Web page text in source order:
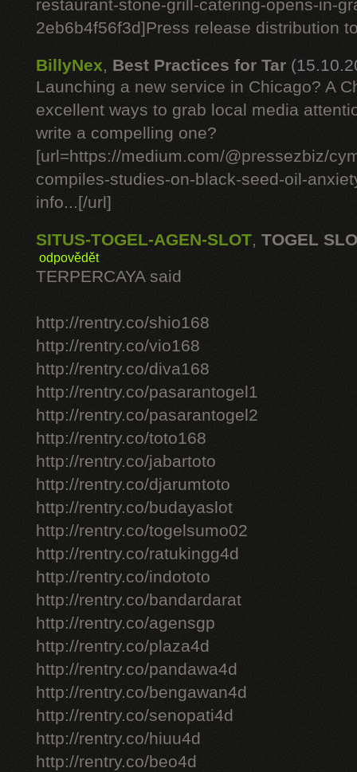
restaurant-stone-grill-catering-opens-in-
2eb6b4f56f3d]Press release distribution
BillyNex, Best Practices for Tar
Launching a new service in Chicago? A
excellent ways to grab local media
write a compelling one?
[url=https://medium.com/@pressezbiz/
compiles-studies-on-black-seed-oil-
info...[/url]
SITUS-TOGEL-AGEN-SLOT,TOGEL
odpovědět
TERPERCAYA said
http://rentry.co/shio168
http://rentry.co/vio168
http://rentry.co/diva168
http://rentry.co/pasarantogel1
http://rentry.co/pasarantogel2
http://rentry.co/toto168
http://rentry.co/jabartoto
http://rentry.co/djarumtoto
http://rentry.co/budayaslot
http://rentry.co/togelsumo02
http://rentry.co/ratukingg4d
http://rentry.co/indototo
http://rentry.co/bandardarat
http://rentry.co/agensgp
http://rentry.co/plaza4d
http://rentry.co/pandawa4d
http://rentry.co/bengawan4d
http://rentry.co/senopati4d
http://rentry.co/hiuu4d
http://rentry.co/beo4d